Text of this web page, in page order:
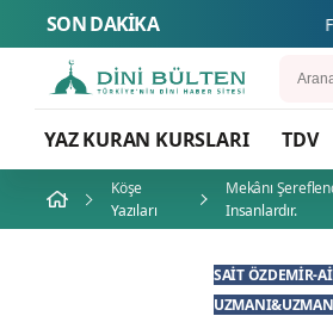
SON DAKİKA
YAZ KURAN KURSLARI TDV
Köşe
Yazıları
Mekânı
Insanlardır.
SAIT ÖZDEMIR-